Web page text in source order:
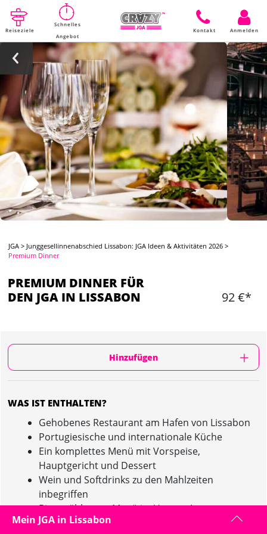
Reiseziele
Schnelles
Angebot
Kontakt Anmelden
JGA > Junggesellinnenabschied Lissabon: JGA Ideen & Aktivitäten 2026 >
Premium Dinner
PREMIUM DINNER FÜR
DEN JGA IN LISSABON
92 €*
Hinzufügen
WAS IST ENTHALTEN?
Gehobenes Restaurant am Hafen von Lissabon
Portugiesische und internationale Küche
Ein komplettes Menü mit Vorspeise,
Hauptgericht und Dessert
Wein und Softdrinks zu den Mahlzeiten
inbegriffen
Bitte wählt euer Menü im Vorraus!
Mein JGA in Lissabon